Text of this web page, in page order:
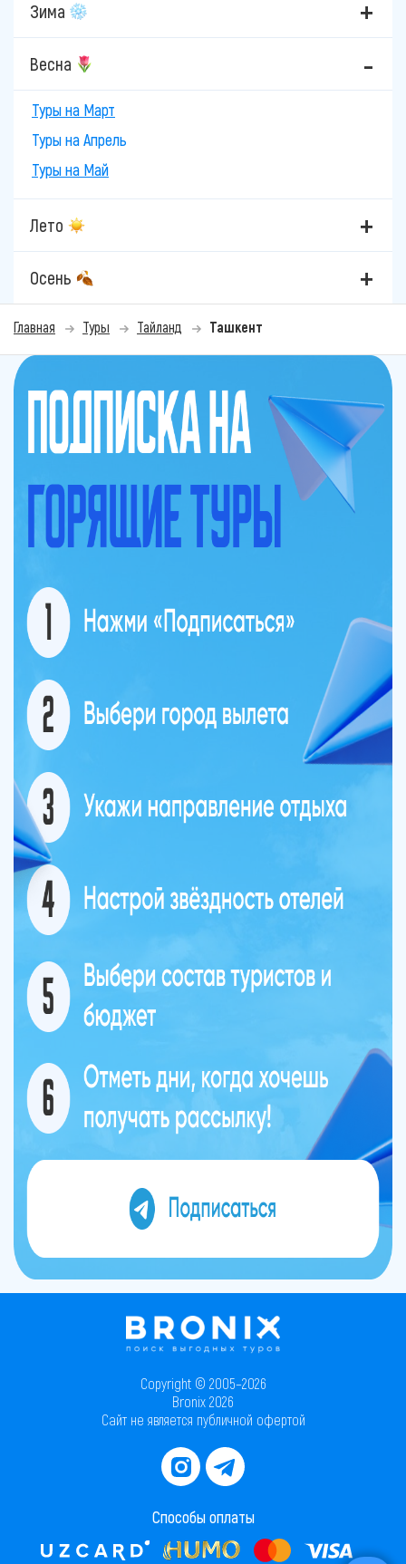
Зима
Весна
Туры на Март
Туры на Апрель
Туры на Май
Лето
Осень
Главная Туры Тайланд Ташкент
Copyright © 2005–2026
Bronix 2026
Сайт не является публичной офертой
Способы оплаты